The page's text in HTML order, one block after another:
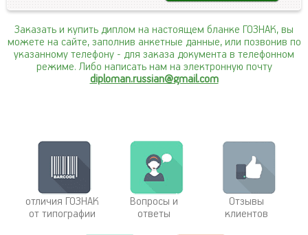
Заказать и купить диплом на настоящем бланке ГОЗНАК, вы
можете на сайте, заполнив анкетные данные, или позвонив по
указанному телефону - для заказа документа в телефонном
режиме. Либо написать нам на электронную почту
diploman.russian@gmail.com
отличия ГОЗНАК
от типографии
Вопросы и
ответы
Отзывы
клиентов